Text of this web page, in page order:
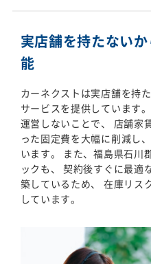
実店舗を持たない
能
カーネクストは実店舗を持
サービスを提供しています
運営しないことで、 店舗家
った固定費を大幅に削減し
います。 また、福島県石川
ックも、 契約後すぐに最適
築しているため、 在庫リス
しています。